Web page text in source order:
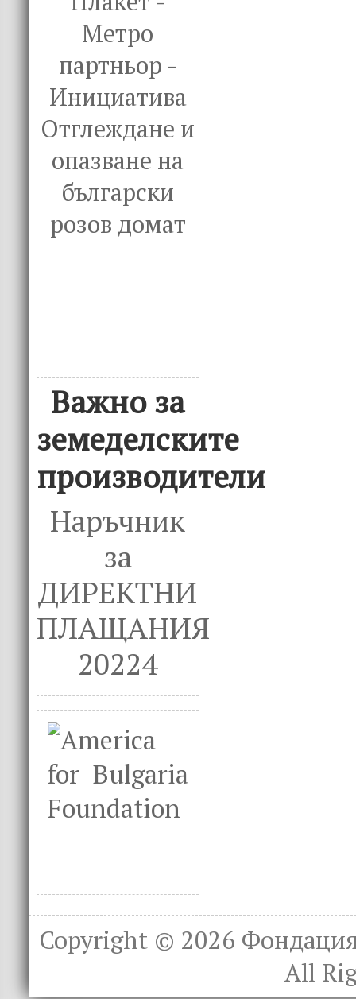
Метро
партньор -
Инициатива
Отглеждане и
опазване на
български
розов домат
Важно за
земеделските
производители
Наръчник
за
ДИРЕКТНИ
ПЛАЩАНИЯ
20224
Copyright © 2026
All